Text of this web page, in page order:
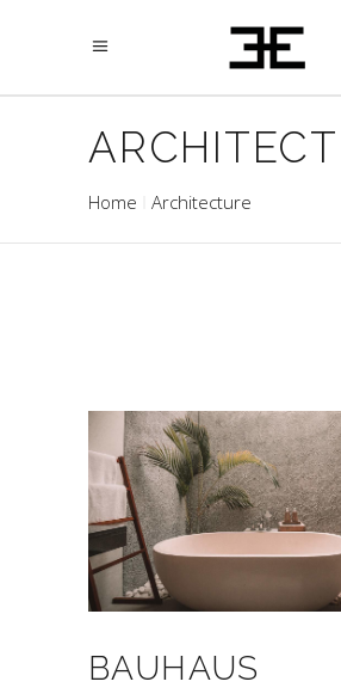
Home Architecture
BAUHAUS